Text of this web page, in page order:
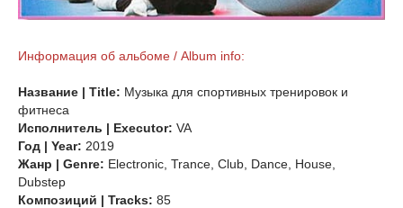
Информация об альбоме / Album info:
Название | Title: Музыка для спортивных тренировок и
фитнеса
Исполнитель | Executor: VA
Год | Year: 2019
Жанр | Genre: Electronic, Trance, Club, Dance, House,
Dubstep
Композиций | Tracks: 85